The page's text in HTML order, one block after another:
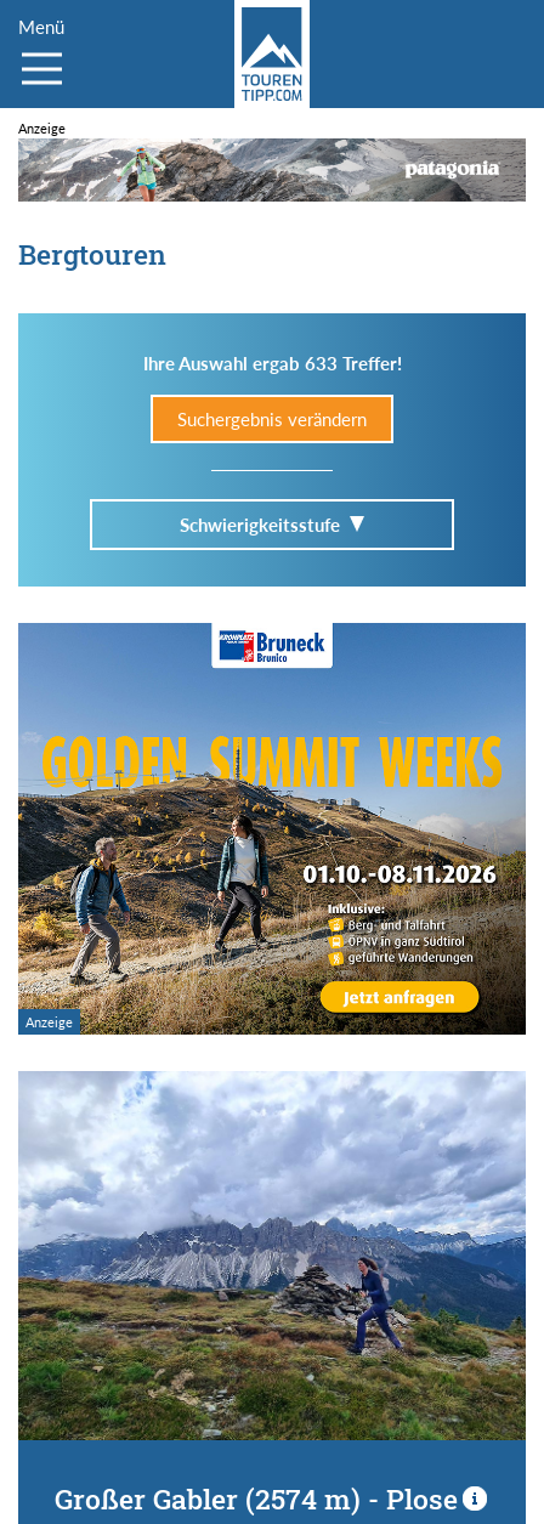
Menü
Bergtouren
Ihre Auswahl ergab 633 Treffer!
Suchergebnis verändern
Schwierigkeitsstufe
Im Tourenarchiv suchen
Region:
Gebirge:
Art der Tour:
Schwierigkeitsgrad:
von
bis
Kondition (Tourdauer):
von
bis
Suchbegriff:
Großer Gabler (2574 m) - Plose